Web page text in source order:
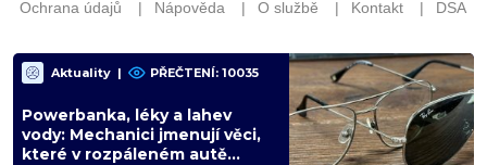
Aktuality | PŘEČTENÍ: 10035
Powerbanka, léky a lahev
vody: Mechanici jmenují věci,
které v rozpáleném autě